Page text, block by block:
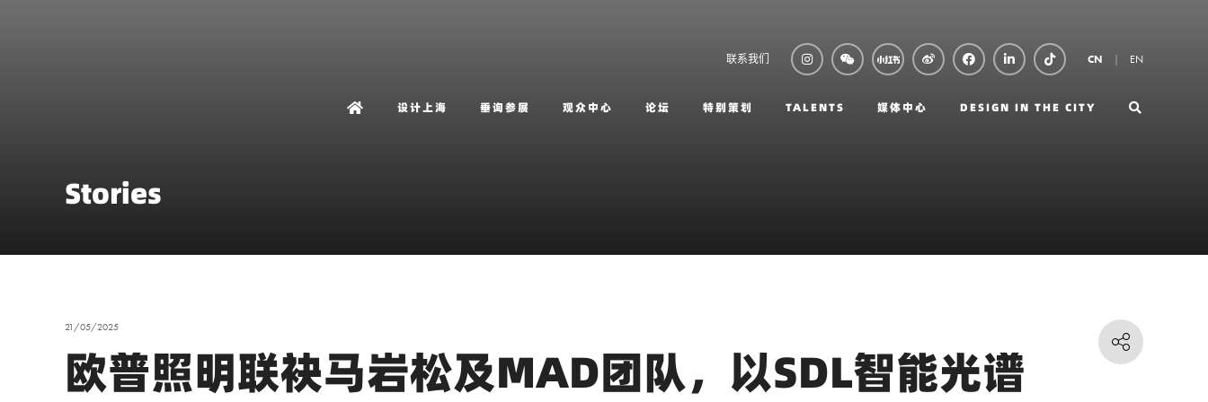
联系我们 CN EN
设计上海 垂询参展 观众中心 论坛 特别策划 TALENTS 媒体中心 DESIGN IN THE CITY
Stories
21/05/2025
欧普照明联袂马岩松及MAD团队，以SDL智能光谱